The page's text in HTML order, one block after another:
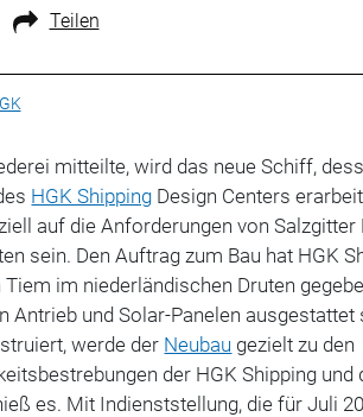
Teilen
mitteilte, wird das neue Schiff,
HGK Shipping Design Centers
auf die Anforderungen von Salzgitter
sein. Den Auftrag zum Bau hat HGK
Tiem im niederländischen Druten
Antrieb und Solar-Panelen ausgestattet
werde der Neubau gezielt zu den
der HGK Shipping und
es. Mit Indienststellung, die für Juli